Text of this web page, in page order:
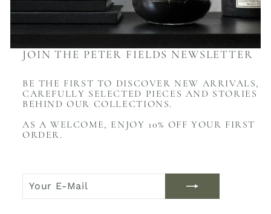
JOIN THE PETER FIELDS NEWSLETTER
BE THE FIRST TO DISCOVER NEW ARRIVALS,
CAREFULLY SELECTED PIECES AND STORIES
BEHIND OUR COLLECTIONS.
AS A WELCOME, ENJOY 10% OFF YOUR FIRST
ORDER.
E-
MAIL
NOW